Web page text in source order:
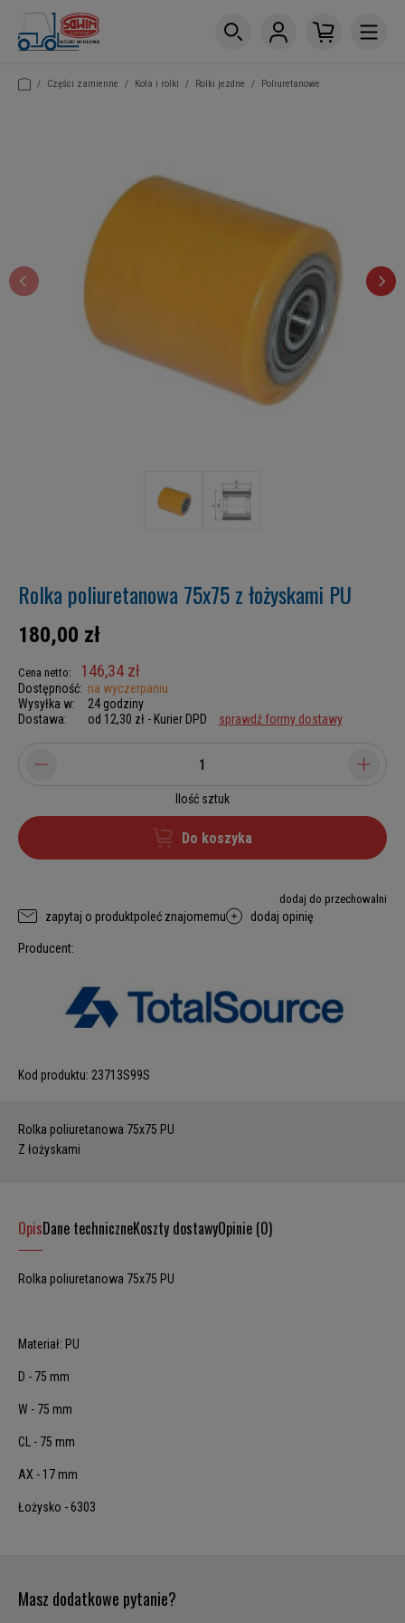
/ Części zamienne / Koła i rolki / Rolki jezdne / Poliuretanowe
Rolka poliuretanowa 75x75 z łożyskami PU
180,00 zł
Cena netto: 146,34 zł
Dostępność: na wyczerpaniu
Wysyłka w:
24 godziny
Dostawa:
od 12,30 zł - Kurier DPD sprawdź formy dostawy
Ilość sztuk
Do koszyka
dodaj do przechowalni
zapytaj o produktpoleć znajomemu dodaj opinię
Producent:
Kod produktu: 23713S99S
Rolka poliuretanowa 75x75 PU
Z łożyskami
OpisDane techniczneKoszty dostawyOpinie (0)
Rolka poliuretanowa 75x75 PU
Materiał: PU
D - 75 mm
W - 75 mm
CL - 75 mm
AX - 17 mm
Łożysko - 6303
Masz dodatkowe pytanie?